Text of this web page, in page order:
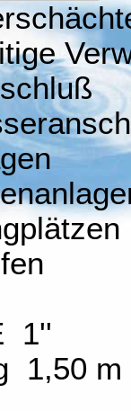
1''
1,50 m